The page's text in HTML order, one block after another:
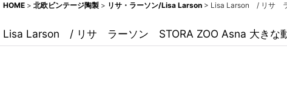
HOME > 北欧ビンテージ陶製 > リサ・ラーソン/Lisa Larson > Lisa Larson / リサ
Lisa Larson / リサ ラーソン STORA ZOO Asna 大きな